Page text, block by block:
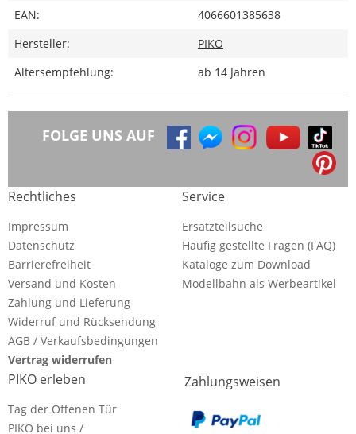
EAN:
4066601385638
Hersteller:
PIKO
Altersempfehlung:
ab 14 Jahren
FOLGE UNS AUF
Rechtliches
Impressum
Datenschutz
Barrierefreiheit
Versand und Kosten
Zahlung und Lieferung
Widerruf und Rücksendung
AGB / Verkaufsbedingungen
Vertrag widerrufen
Service
Ersatzteilsuche
Häufig gestellte Fragen (FAQ)
Kataloge zum Download
Modellbahn als Werbeartikel
PIKO erleben
Tag der Offenen Tür
PIKO bei uns /
Zahlungsweisen